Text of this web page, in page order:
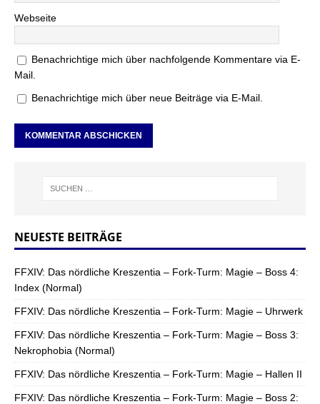
Webseite
Benachrichtige mich über nachfolgende Kommentare via E-
Mail.
Benachrichtige mich über neue Beiträge via E-Mail.
NEUESTE BEITRÄGE
FFXIV: Das nördliche Kreszentia – Fork-Turm: Magie – Boss 4:
Index (Normal)
FFXIV: Das nördliche Kreszentia – Fork-Turm: Magie – Uhrwerk
FFXIV: Das nördliche Kreszentia – Fork-Turm: Magie – Boss 3:
Nekrophobia (Normal)
FFXIV: Das nördliche Kreszentia – Fork-Turm: Magie – Hallen II
FFXIV: Das nördliche Kreszentia – Fork-Turm: Magie – Boss 2: